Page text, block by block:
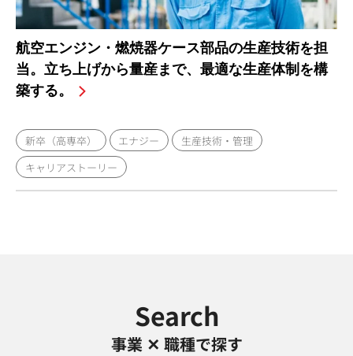
航空エンジン・燃焼器ケース部品の生産技術を担
当。立ち上げから量産まで、最適な生産体制を構
築する。
新卒（高専卒） エナジー
生産技術・管理
キャリアストーリー
Search
事業 ✕ 職種で探す